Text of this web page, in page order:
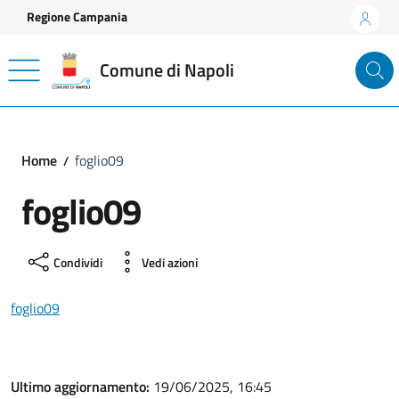
Vai ai contenuti
Vai al footer
Regione Campania
Comune di Napoli
Home foglio09
foglio09
Condividi Vedi azioni
foglio09
Ultimo aggiornamento: 19/06/2025, 16:45